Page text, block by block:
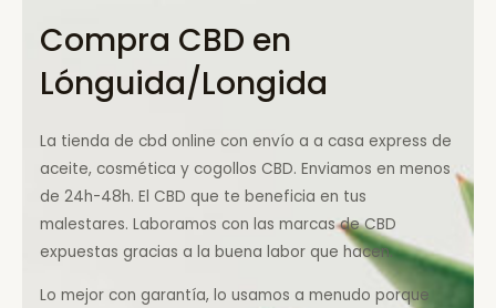
Compra CBD en
Lónguida/Longida
La tienda de cbd online con envío a a casa express de
aceite, cosmética y cogollos CBD. Enviamos en menos
de 24h-48h. El CBD que te beneficia en tus
malestares. Laboramos con las marcas de CBD
expuestas gracias a la buena labor que hacen.
Lo mejor con garantía, lo usamos a menudo porque